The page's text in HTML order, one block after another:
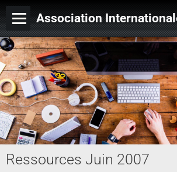
Page d'accueil
Derniers ajouts
Ressources Juin 2007